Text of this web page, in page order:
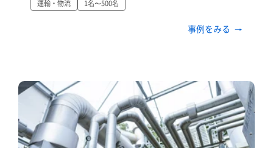
運輸・物流 1名〜500名
事例をみる